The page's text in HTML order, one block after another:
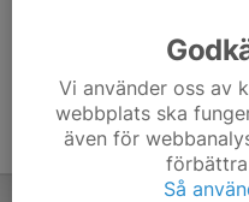
Vi använder oss av
webbplats ska
även för
Så